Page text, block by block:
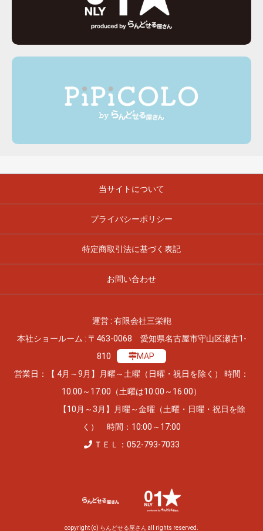
当サイトについて
プライバシーポリシー
特定商取引法に基づく表記
お問い合わせ
運営 : 有限会社三栄鞄
本社ショールーム : 〒463-0068 愛知県名古屋市守山区瀬古1-
810
MAP
営業日：【 4月～9月】月曜～土曜（日曜・祝日を除く） 時間：
10:00～17:00（土曜は10:00～16:00）
【10月～3月】月曜～金曜（土曜・日曜・祝日を除
く） 時間：10:00～17:00
ＴＥＬ：052-793-7033
copyright (c) らんどせる屋さん all rights reserved.